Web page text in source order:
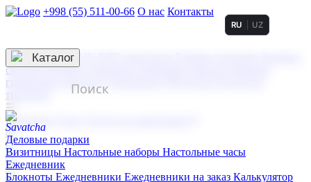
+998 (55) 511-00-66 О нас Контакты
3D гравировка
смолой (Doming)
гравировка твердая
тиснение
RU UZ
☰
Контакты
Каталог
Деловые подарки
Визитницы Настольные наборы Настольные часы
Ежедневник
Блокноты Ежедневники Ежедневники на заказ Калькулятор